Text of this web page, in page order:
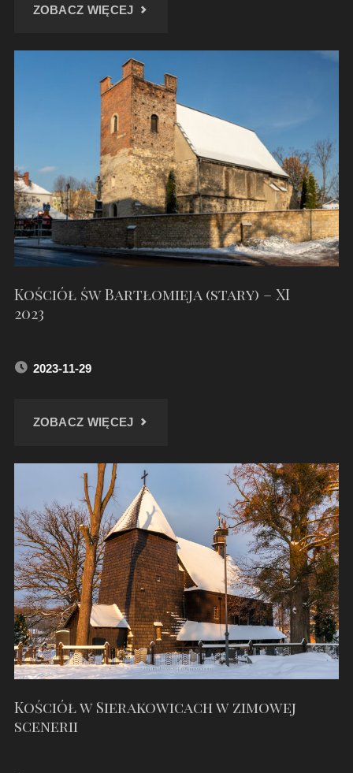
ZOBACZ WIĘCEJ"KONIEC
LUTEGO
NA
TARNOGÓRSKIM
RYNKU"
Kościół św Bartłomieja (stary) – XI
2023
2023-11-29
ZOBACZ WIĘCEJ"KOŚCIÓŁ
BARTŁOMIEJA
(STARY)
–
XI
2023"
Kościół w Sierakowicach w zimowej
scenerii